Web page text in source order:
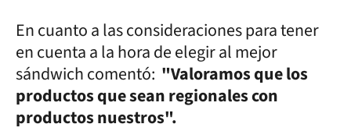
En cuanto a las consideraciones para tener
en cuenta a la hora de elegir al mejor
sándwich comentó: "Valoramos que los
productos que sean regionales con
productos nuestros".